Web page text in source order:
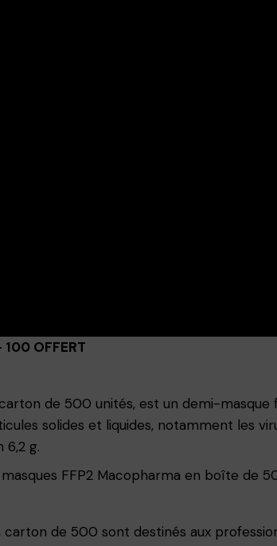
OFFERT
de 500 unités, est un demi-masque
solides et liquides, notamment les
6,2 g.
FFP2 Macopharma en boîte de
carton de 500 sont destinés aux